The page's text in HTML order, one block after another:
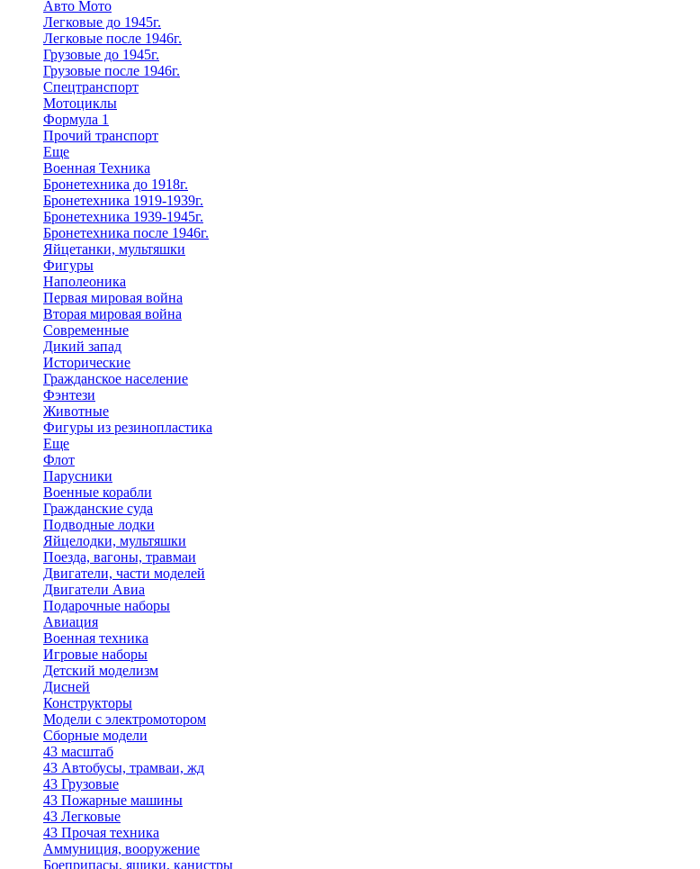
Авто Мото
Легковые до 1945г.
Легковые после 1946г.
Грузовые до 1945г.
Грузовые после 1946г.
Спецтранспорт
Мотоциклы
Формула 1
Прочий транспорт
Еще
Военная Техника
Бронетехника до 1918г.
Бронетехника 1919-1939г.
Бронетехника 1939-1945г.
Бронетехника после 1946г.
Яйцетанки, мультяшки
Фигуры
Наполеоника
Первая мировая война
Вторая мировая война
Современные
Дикий запад
Исторические
Гражданское население
Фэнтези
Животные
Фигуры из резинопластика
Еще
Флот
Парусники
Военные корабли
Гражданские суда
Подводные лодки
Яйцелодки, мультяшки
Поезда, вагоны, травмаи
Двигатели, части моделей
Двигатели Авиа
Подарочные наборы
Авиация
Военная техника
Игровые наборы
Детский моделизм
Дисней
Конструкторы
Модели с электромотором
Сборные модели
43 масштаб
43 Автобусы, трамваи, жд
43 Грузовые
43 Пожарные машины
43 Легковые
43 Прочая техника
Аммуниция, вооружение
Боеприпасы, ящики, канистры